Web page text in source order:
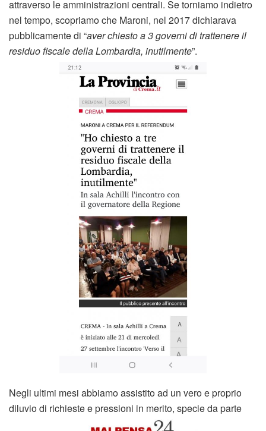
attraverso le amministrazioni centrali. Se torniamo indietro
nel tempo, scopriamo che Maroni, nel 2017 dichiarava
pubblicamente di “aver chiesto a 3 governi di trattenere il
residuo fiscale della Lombardia, inutilmente”.
Negli ultimi mesi abbiamo assistito ad un vero e proprio
diluvio di richieste e pressioni in merito, specie da parte